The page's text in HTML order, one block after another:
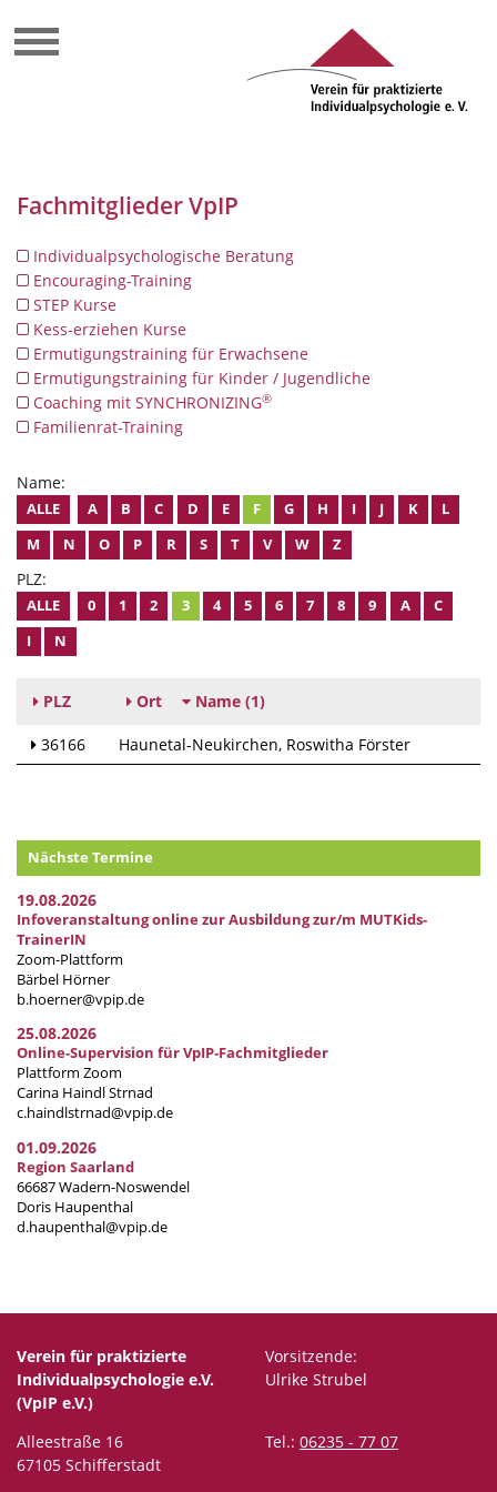
Fachmitglieder VpIP
Individualpsychologische Beratung
Encouraging-Training
STEP Kurse
Kess-erziehen Kurse
Ermutigungstraining für Erwachsene
Ermutigungstraining für Kinder / Jugendliche
Coaching mit SYNCHRONIZING®
Familienrat-Training
Name:
ALLE A B C D E F G H I J K
L
M
N O P R S T V W Z
PLZ:
ALLE 0 1 2 3 4 5 6 7 8 9 A
C
I
N
PLZ Ort Name (1)
36166 Haunetal-Neukirchen Roswitha Förster
Nächste Termine
19.08.2026
Infoveranstaltung online zur Ausbildung zur/m MUTKids-
TrainerIN
Zoom-Plattform
Bärbel Hörner
b.hoerner@vpip.de
25.08.2026
Online-Supervision für VpIP-Fachmitglieder
Plattform Zoom
Carina Haindl Strnad
c.haindlstrnad@vpip.de
01.09.2026
Region Saarland
66687 Wadern-Noswendel
Doris Haupenthal
d.haupenthal@vpip.de
Verein für praktizierte
Individualpsychologie e.V.
(VpIP e.V.)
Vorsitzende:
Ulrike Strubel
Alleestraße 16
67105 Schifferstadt
Tel.: 06235 - 77 07